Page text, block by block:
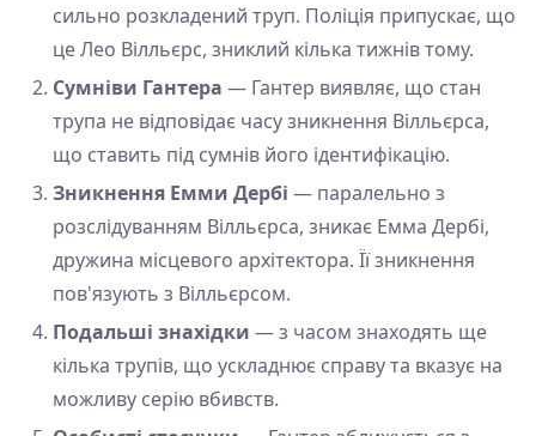
сильно розкладений труп. Поліція припускає, що
це Лео Вілльєрс, зниклий кілька тижнів тому.
Сумніви Гантера — Гантер виявляє, що стан
трупа не відповідає часу зникнення Вілльєрса,
що ставить під сумнів його ідентифікацію.
Зникнення Емми Дербі — паралельно з
розслідуванням Вілльєрса, зникає Емма Дербі,
дружина місцевого архітектора. Її зникнення
пов'язують з Вілльєрсом.
Подальші знахідки — з часом знаходять ще
кілька трупів, що ускладнює справу та вказує на
можливу серію вбивств.